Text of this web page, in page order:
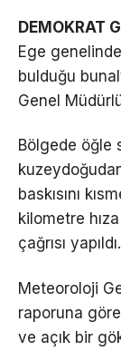
DEMOKRAT
Ege
bulduğu
Genel
Bölgede öğle
baskısını
kilometre
çağrısı yapıldı.
Meteoroloji
raporuna
ve açık bir